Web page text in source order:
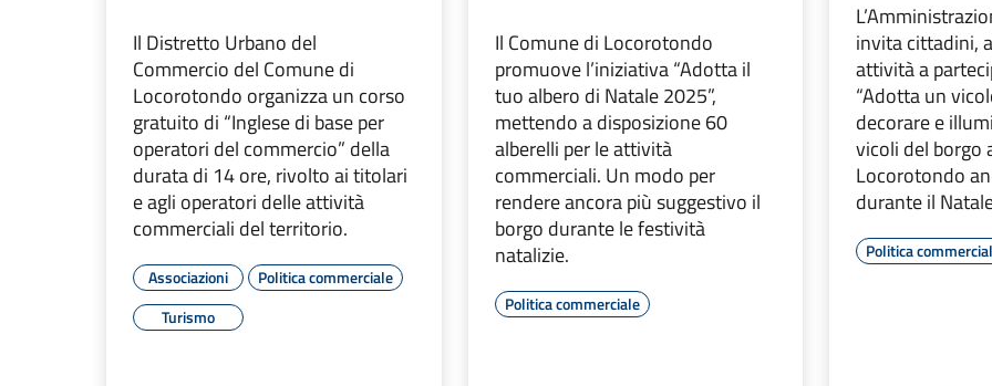
Il Distretto Urbano del
Commercio del Comune di
Locorotondo organizza un corso
gratuito di “Inglese di base per
operatori del commercio” della
durata di 14 ore, rivolto ai titolari
e agli operatori delle attività
commerciali del territorio.
Associazioni
Politica commerciale
Turismo
Il Comune di Locorotondo
promuove l’iniziativa “Adotta il
tuo albero di Natale 2025”,
mettendo a disposizione 60
alberelli per le attività
commerciali. Un modo per
rendere ancora più suggestivo il
borgo durante le festività
natalizie.
Politica commerciale
invita cittadini,
attività a
“Adotta un
decorare e
vicoli del borgo
Locorotondo
durante il
Politica